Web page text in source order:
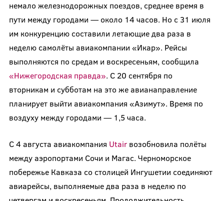
немало железнодорожных поездов, среднее время в
пути между городами — около 14 часов. Но с 31 июля
им конкуренцию составили летающие два раза в
неделю самолёты авиакомпании «Икар». Рейсы
выполняются по средам и воскресеньям, сообщила
«Нижегородская правда». С 20 сентября по
вторникам и субботам на это же авианаправление
планирует выйти авиакомпания «Азимут». Время по
воздуху между городами — 1,5 часа.
С 4 августа авиакомпания Utairвозобновила полёты
между аэропортами Сочи и Магас. Черноморское
побережье Кавказа со столицей Ингушетии соединяют
авиарейсы, выполняемые два раза в неделю по